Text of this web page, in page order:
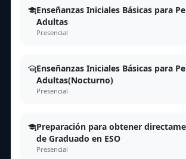
Enseñanzas Iniciales Básicas para
Adultas
Presencial
Enseñanzas Iniciales Básicas para
Adultas(Nocturno)
Presencial
Preparación para obtener
de Graduado en ESO
Presencial